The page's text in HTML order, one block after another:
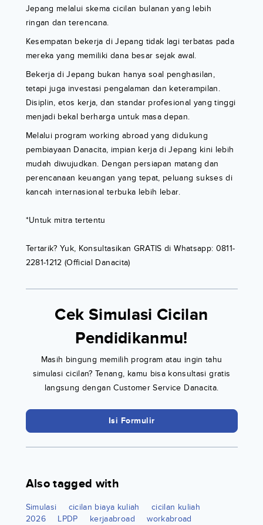
Jepang melalui skema cicilan bulanan yang lebih
ringan dan terencana.
Kesempatan bekerja di Jepang tidak lagi terbatas pada
mereka yang memiliki dana besar sejak awal.
Bekerja di Jepang bukan hanya soal penghasilan,
tetapi juga investasi pengalaman dan keterampilan.
Disiplin, etos kerja, dan standar profesional yang tinggi
menjadi bekal berharga untuk masa depan.
Melalui program working abroad yang didukung
pembiayaan Danacita, impian kerja di Jepang kini lebih
mudah diwujudkan. Dengan persiapan matang dan
perencanaan keuangan yang tepat, peluang sukses di
kancah internasional terbuka lebih lebar.
*Untuk mitra tertentu
Tertarik? Yuk, Konsultasikan GRATIS di Whatsapp: 0811-
2281-1212 (Official Danacita)
Cek Simulasi Cicilan
Pendidikanmu!
Masih bingung memilih program atau ingin tahu
simulasi cicilan? Tenang, kamu bisa konsultasi gratis
langsung dengan Customer Service Danacita.
Isi Formulir
Also tagged with
Simulasi cicilan biaya kuliah
cicilan kuliah
2026
LPDP kerjaabroad
workabroad